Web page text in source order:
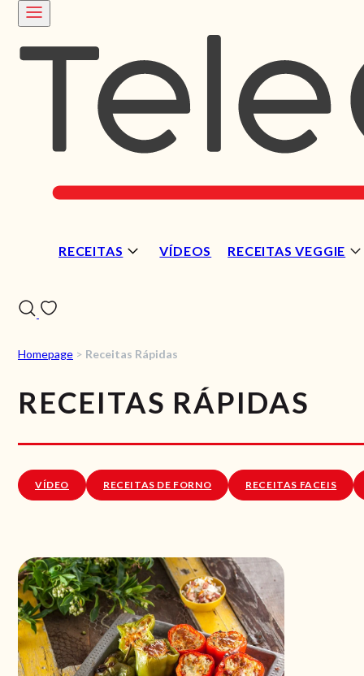
RECEITAS VÍDEOS RECEITAS VEGGIE
Homepage > Receitas Rápidas
RECEITAS RÁPIDAS
VÍDEO RECEITAS DE FORNO RECEITAS FACEIS